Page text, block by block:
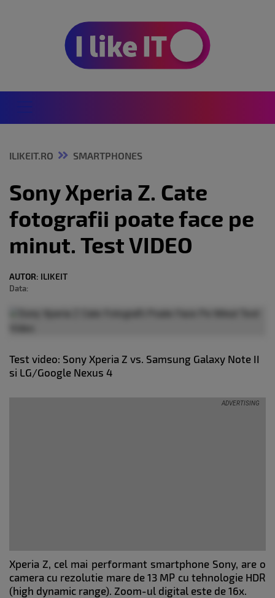
ILIKEIT.RO SMARTPHONES
Sony Xperia Z. Cate
fotografii poate face pe
minut. Test VIDEO
AUTOR: ILIKEIT
Data:
Test video: Sony Xperia Z vs. Samsung Galaxy Note II
si LG/Google Nexus 4
Xperia Z, cel mai performant smartphone Sony, are o
camera cu rezolutie mare de 13 MP cu tehnologie HDR
(high dynamic range). Zoom-ul digital este de 16x.